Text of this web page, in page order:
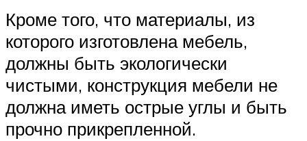
Кроме того, что материалы, из
которого изготовлена мебель,
должны быть экологически
чистыми, конструкция мебели не
должна иметь острые углы и быть
прочно прикрепленной.